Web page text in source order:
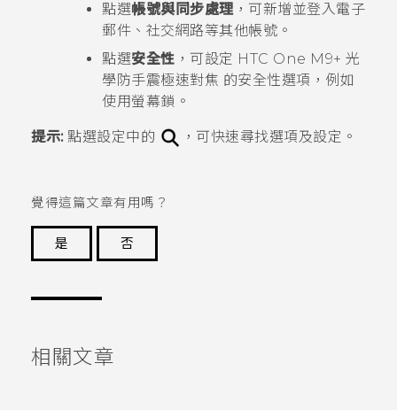
點選帳號與同步處理，可新增並登入電子
郵件、社交網路等其他帳號。
點選安全性 ，可設定 HTC One M9+ 光
學防手震極速對焦 的安全性選項，例如
使用螢幕鎖。
提示:點選設定中的 ，可快速尋找選項及設定。
覺得這篇文章有用嗎？
是
否
相關文章